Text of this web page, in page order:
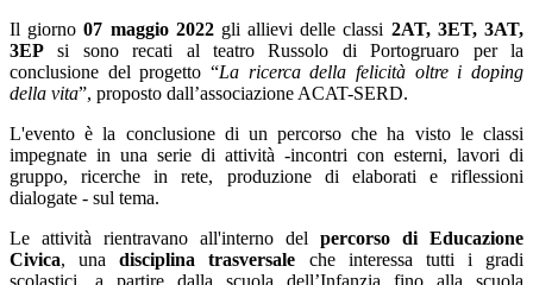
Il giorno07 maggio 2022gli allievi delle classi 2AT, 3ET, 3AT,
3EP si sono recati al teatro Russolo di Portogruaro per la
conclusione del progetto “La ricerca della felicità oltre i doping
della vita”, proposto dall’associazione ACAT-SERD.
L'evento è la conclusione di un percorso che ha visto le classi
impegnate in una serie di attività -incontri con esterni, lavori di
gruppo, ricerche in rete, produzione di elaborati e riflessioni
dialogate - sul tema.
Le attività rientravano all'interno del percorso di Educazione
Civica, unadisciplina trasversale che interessa tutti i gradi